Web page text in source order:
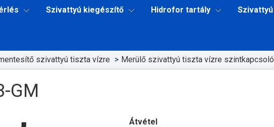
Szivattyú kiegészítő Hidrofor tartály
szivattyú tiszta vízre Merülő szivattyú tiszta vízre
GM
Átvétel